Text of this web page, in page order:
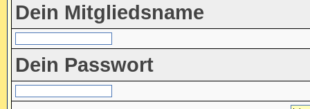
Dein Mitgliedsname
Dein Passwort